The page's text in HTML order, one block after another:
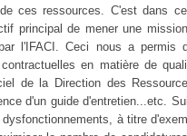
ces ressources. C'est dans
principal de mener une
l'IFACI. Ceci nous a permis
en matière de
de la Direction des
d'un guide d'entretien...etc.
à titre